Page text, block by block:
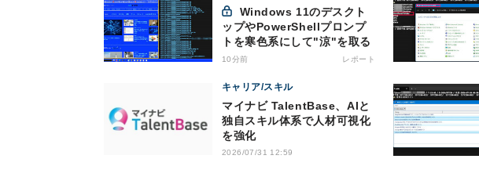
ップやPowerShellプロンプ
トを寒色系にして"涼"を取る
10分前 レポート
キャリア/スキル
マイナビ TalentBase、AIと
独自スキル体系で人材可視化
を強化
2026/07/31 12:59